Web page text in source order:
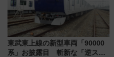
東武東上線の新型車両「90000
系」お披露目 斬新な「逆スラ